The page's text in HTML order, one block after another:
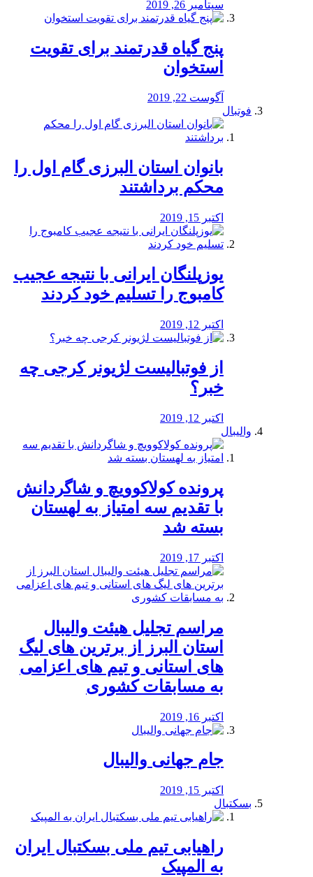
سپتامبر 26, 2019
پنج گیاه قدرتمند برای تقویت
استخوان
آگوست 22, 2019
فوتبال
بانوان استان البرزی گام اول را
محكم برداشتند
اکتبر 15, 2019
یوزپلنگان ایرانی با نتیجه عجیب
کامبوج را تسلیم خود کردند
اکتبر 12, 2019
از فوتبالیست لژیونر کرجی چه
خبر؟
اکتبر 12, 2019
والیبال
پرونده کولاکوویچ و شاگردانش
با تقدیم سه امتیاز به لهستان
بسته شد
اکتبر 17, 2019
مراسم تجلیل هیئت والیبال
استان البرز از برترین های لیگ
های استانی و تیم های اعزامی
به مسابقات کشوری
اکتبر 16, 2019
جام جهانی والیبال
اکتبر 15, 2019
بسکتبال
راهیابی تیم ملی بسکتبال ایران
به المپیک